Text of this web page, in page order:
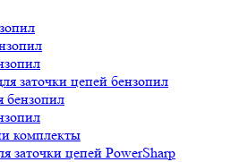
заточки цепей бензопил
бензопил
комплекты
заточки цепей PowerSharp